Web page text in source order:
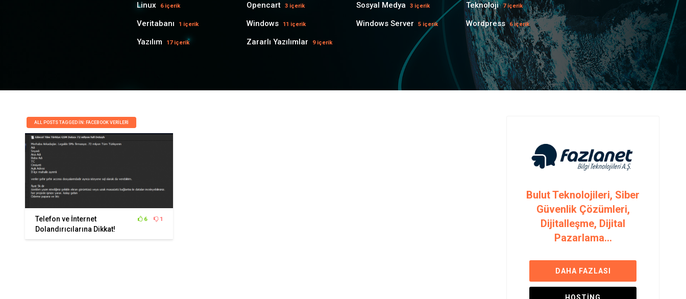
Linux 6 içerik Opencart 3 içerik Sosyal Medya 3 içerik Teknoloji 7 içerik
Veritabanı 1 içerik Windows 11 içerik Windows Server 5 içerik Wordpress 6 içerik
Yazılım 17 içerik Zararlı Yazılımlar 9 içerik
ALL POSTS TAGGED IN: FACEBOOK VERILERI
Telefon ve İnternet
Dolandırıcılarına Dikkat!
6 1
Bulut Teknolojileri, Siber
Güvenlik Çözümleri,
Dijitalleşme, Dijital
Pazarlama...
DAHA FAZLASI